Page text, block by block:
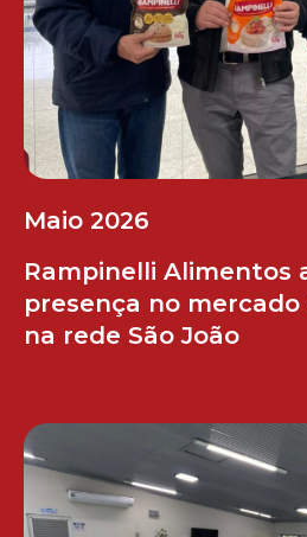
Maio 2026
Rampinelli Alimentos
presença no
na rede São João